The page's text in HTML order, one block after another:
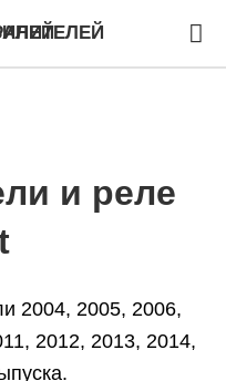
и реле
2004, 2005, 2006,
2012, 2013, 2014,